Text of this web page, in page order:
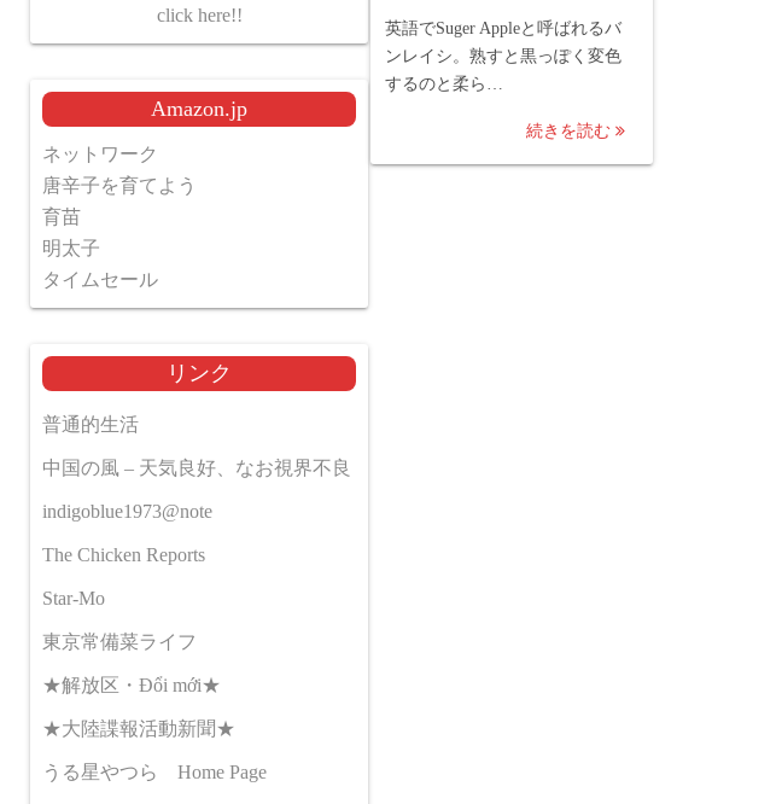
英語でSuger Appleと呼ばれるバ
ンレイシ。熟すと黒っぽく変色
するのと柔ら…
続きを読む
click here!!
Amazon.jp
ネットワーク
唐辛子を育てよう
育苗
明太子
タイムセール
リンク
普通的生活
中国の風 – 天気良好、なお視界不良
indigoblue1973@note
The Chicken Reports
Star-Mo
東京常備菜ライフ
★解放区・Đổi mới★
★大陸諜報活動新聞★
うる星やつら Home Page